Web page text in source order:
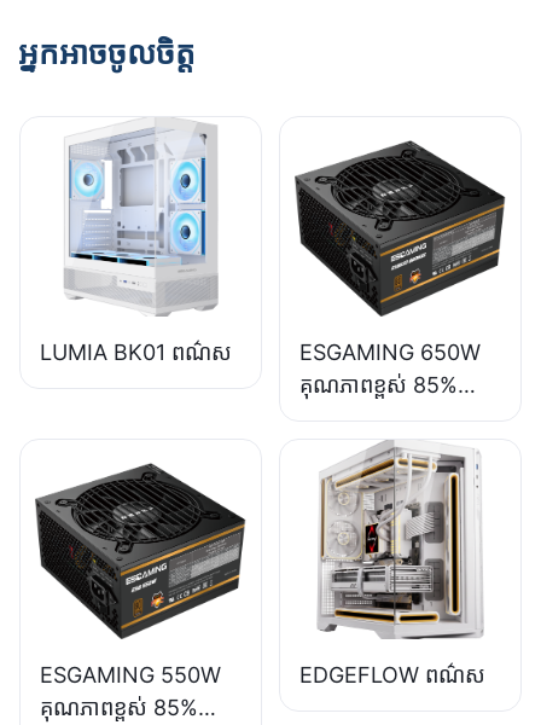
អ្នកអាចចូលចិត្ត
LUMIA BK01 ពណ៌ស
ESGAMING 650W
គុណភាពខ្ពស់ 85%
ប្រសិទ្ធភាព 80+
Bronze សម្រាប់កុំ
ព្យូទ័រលើតុ ផ្គត់ផ្គង់
ថាមពល ESB650W
ESGAMING 550W
គុណភាពខ្ពស់ 85%
EDGEFLOW ពណ៌ស